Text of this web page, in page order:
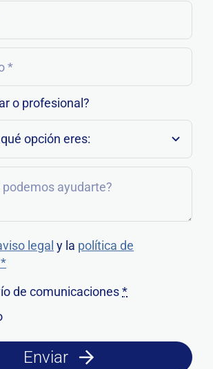
o profesional?
legal y la política de
de comunicaciones*
Enviar